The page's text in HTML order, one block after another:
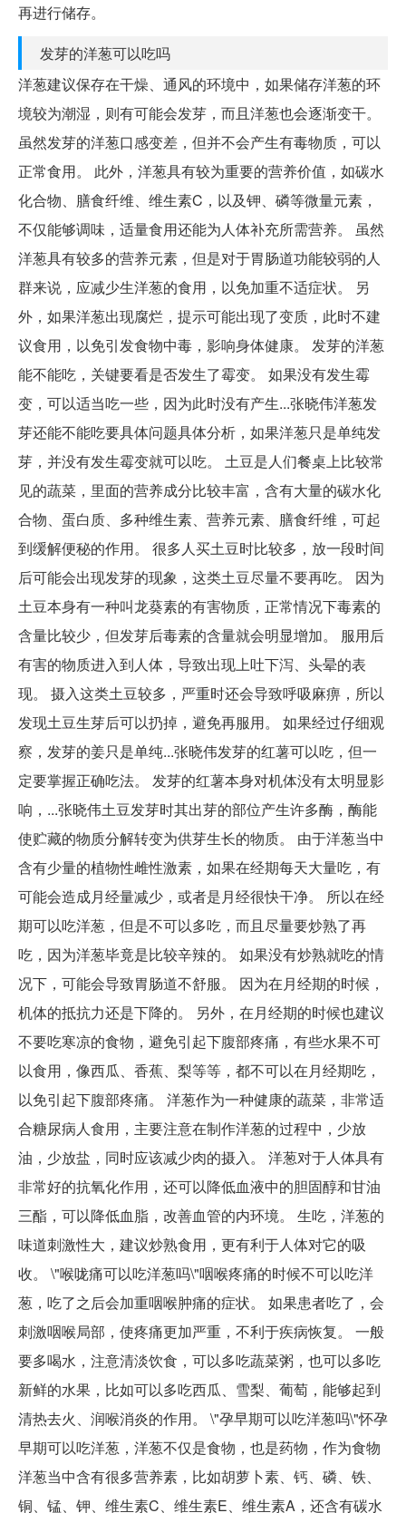
再进行储存。
发芽的洋葱可以吃吗
洋葱建议保存在干燥、通风的环境中，如果储存洋葱的环
境较为潮湿，则有可能会发芽，而且洋葱也会逐渐变干。
虽然发芽的洋葱口感变差，但并不会产生有毒物质，可以
正常食用。 此外，洋葱具有较为重要的营养价值，如碳水
化合物、膳食纤维、维生素C，以及钾、磷等微量元素，
不仅能够调味，适量食用还能为人体补充所需营养。 虽然
洋葱具有较多的营养元素，但是对于胃肠道功能较弱的人
群来说，应减少生洋葱的食用，以免加重不适症状。 另
外，如果洋葱出现腐烂，提示可能出现了变质，此时不建
议食用，以免引发食物中毒，影响身体健康。 发芽的洋葱
能不能吃，关键要看是否发生了霉变。 如果没有发生霉
变，可以适当吃一些，因为此时没有产生...张晓伟洋葱发
芽还能不能吃要具体问题具体分析，如果洋葱只是单纯发
芽，并没有发生霉变就可以吃。 土豆是人们餐桌上比较常
见的蔬菜，里面的营养成分比较丰富，含有大量的碳水化
合物、蛋白质、多种维生素、营养元素、膳食纤维，可起
到缓解便秘的作用。 很多人买土豆时比较多，放一段时间
后可能会出现发芽的现象，这类土豆尽量不要再吃。 因为
土豆本身有一种叫龙葵素的有害物质，正常情况下毒素的
含量比较少，但发芽后毒素的含量就会明显增加。 服用后
有害的物质进入到人体，导致出现上吐下泻、头晕的表
现。 摄入这类土豆较多，严重时还会导致呼吸麻痹，所以
发现土豆生芽后可以扔掉，避免再服用。 如果经过仔细观
察，发芽的姜只是单纯...张晓伟发芽的红薯可以吃，但一
定要掌握正确吃法。 发芽的红薯本身对机体没有太明显影
响，...张晓伟土豆发芽时其出芽的部位产生许多酶，酶能
使贮藏的物质分解转变为供芽生长的物质。 由于洋葱当中
含有少量的植物性雌性激素，如果在经期每天大量吃，有
可能会造成月经量减少，或者是月经很快干净。 所以在经
期可以吃洋葱，但是不可以多吃，而且尽量要炒熟了再
吃，因为洋葱毕竟是比较辛辣的。 如果没有炒熟就吃的情
况下，可能会导致胃肠道不舒服。 因为在月经期的时候，
机体的抵抗力还是下降的。 另外，在月经期的时候也建议
不要吃寒凉的食物，避免引起下腹部疼痛，有些水果不可
以食用，像西瓜、香蕉、梨等等，都不可以在月经期吃，
以免引起下腹部疼痛。 洋葱作为一种健康的蔬菜，非常适
合糖尿病人食用，主要注意在制作洋葱的过程中，少放
油，少放盐，同时应该减少肉的摄入。 洋葱对于人体具有
非常好的抗氧化作用，还可以降低血液中的胆固醇和甘油
三酯，可以降低血脂，改善血管的内环境。 生吃，洋葱的
味道刺激性大，建议炒熟食用，更有利于人体对它的吸
收。 \"喉咙痛可以吃洋葱吗\"咽喉疼痛的时候不可以吃洋
葱，吃了之后会加重咽喉肿痛的症状。 如果患者吃了，会
刺激咽喉局部，使疼痛更加严重，不利于疾病恢复。 一般
要多喝水，注意清淡饮食，可以多吃蔬菜粥，也可以多吃
新鲜的水果，比如可以多吃西瓜、雪梨、葡萄，能够起到
清热去火、润喉消炎的作用。 \"孕早期可以吃洋葱吗\"怀孕
早期可以吃洋葱，洋葱不仅是食物，也是药物，作为食物
洋葱当中含有很多营养素，比如胡萝卜素、钙、磷、铁、
铜、锰、钾、维生素C、维生素E、维生素A，还含有碳水